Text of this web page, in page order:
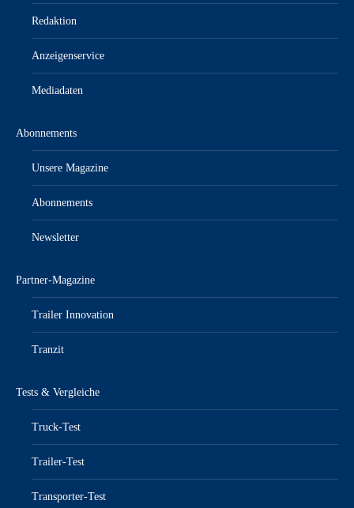
Redaktion
Anzeigenservice
Mediadaten
Abonnements
Unsere Magazine
Abonnements
Newsletter
Partner-Magazine
Trailer Innovation
Tranzit
Tests & Vergleiche
Truck-Test
Trailer-Test
Transporter-Test